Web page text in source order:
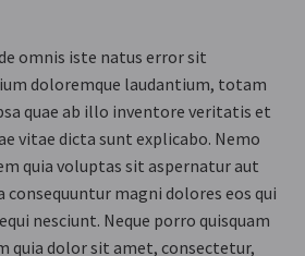
omnis iste natus error sit
doloremque laudantium, totam
quae ab illo inventore veritatis et
vitae dicta sunt explicabo. Nemo
quia voluptas sit aspernatur aut
magni dolores eos qui
nesciunt. Neque porro quisquam
quia dolor sit amet, consectetur,